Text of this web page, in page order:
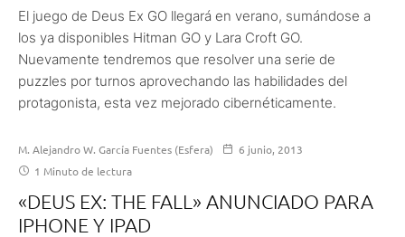
El juego de Deus Ex GO llegará en verano, sumándose a
los ya disponibles Hitman GO y Lara Croft GO.
Nuevamente tendremos que resolver una serie de
puzzles por turnos aprovechando las habilidades del
protagonista, esta vez mejorado cibernéticamente.
M. Alejandro W. García Fuentes (Esfera)
6 junio, 2013
1 Minuto de lectura
«DEUS EX: THE FALL» ANUNCIADO PARA
IPHONE Y IPAD